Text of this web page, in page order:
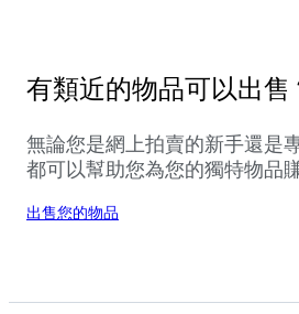
有類近的物品可以出售
無論您是網上拍賣的新手還是
都可以幫助您為您的獨特物品
出售您的物品